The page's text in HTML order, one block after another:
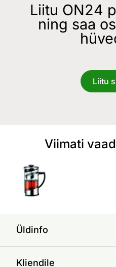
Liitu ON24
ning saa
Liitu
Viimati
Üldinfo
Kliendile